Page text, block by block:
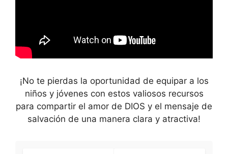
¡No te pierdas la oportunidad de equipar a los
niños y jóvenes con estos valiosos recursos
para compartir el amor de DIOS y el mensaje de
salvación de una manera clara y atractiva!